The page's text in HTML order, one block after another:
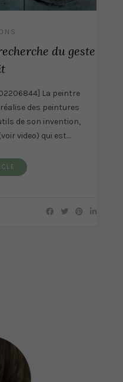
du geste
La peintre
des peintures
de son invention,
video) qui est…